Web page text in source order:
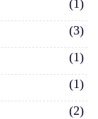
(1)
(3)
(1)
(1)
(2)